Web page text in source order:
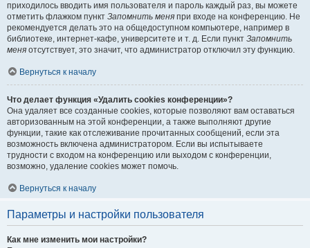
приходилось вводить имя пользователя и пароль каждый раз, вы можете
отметить флажком пункт Запомнить меня при входе на конференцию. Не
рекомендуется делать это на общедоступном компьютере, например в
библиотеке, интернет-кафе, университете и т. д. Если пункт Запомнить
меня отсутствует, это значит, что администратор отключил эту функцию.
Вернуться к началу
Что делает функция «Удалить cookies конференции»?
Она удаляет все созданные cookies, которые позволяют вам оставаться
авторизованным на этой конференции, а также выполняют другие
функции, такие как отслеживание прочитанных сообщений, если эта
возможность включена администратором. Если вы испытываете
трудности с входом на конференцию или выходом с конференции,
возможно, удаление cookies может помочь.
Вернуться к началу
Параметры и настройки пользователя
Как мне изменить мои настройки?